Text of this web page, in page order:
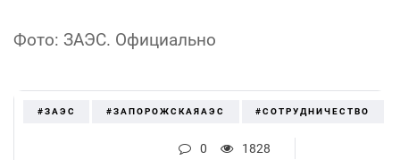
Фото: ЗАЭС. Официально
#ЗАЭС #ЗАПОРОЖСКАЯАЭС #СОТРУДНИЧЕСТВО
0 1828